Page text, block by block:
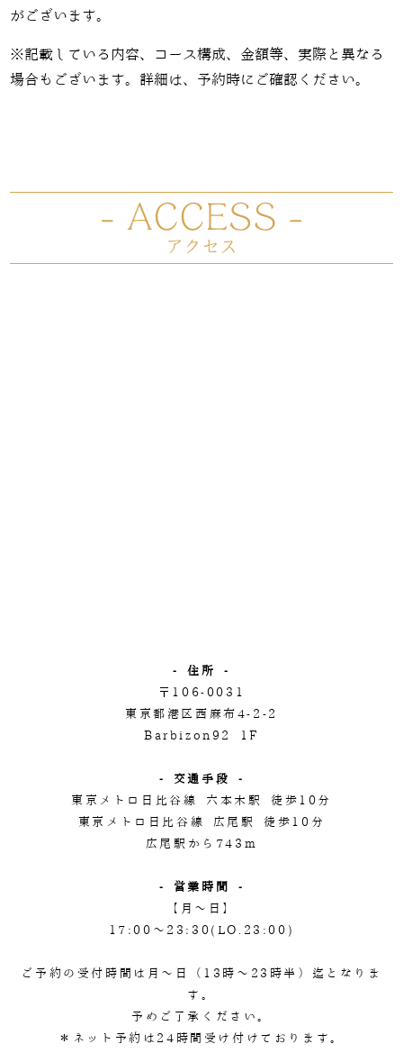
がございます。
※記載している内容、コース構成、金額等、実際と異なる
場合もございます。詳細は、予約時にご確認ください。
- 住所 -
〒106-0031
東京都港区西麻布4-2-2
Barbizon92 1F
- 交通手段 -
東京メトロ日比谷線 六本木駅 徒歩10分
東京メトロ日比谷線 広尾駅 徒歩10分
広尾駅から743m
- 営業時間 -
【月～日】
17:00～23:30(LO.23:00)
ご予約の受付時間は月～日（13時～23時半）迄となりま
す。
予めご了承ください。
＊ネット予約は24時間受け付けております。